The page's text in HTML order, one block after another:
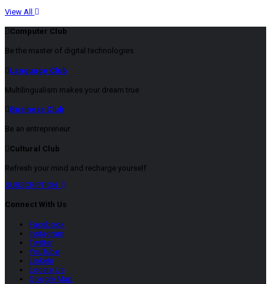
View All
Computer Club
Be the master of digital technologies
Language Club
Multilingualism makes your dream true
Business Club
Be an entrepreneur
Cultural Club
Refresh your mind and recharge yourself
SUBSCRIPTION
Connect With Us
Facebook
Instagram
Twitter
YouTube
LinkeIn
Locate Us
Google Map